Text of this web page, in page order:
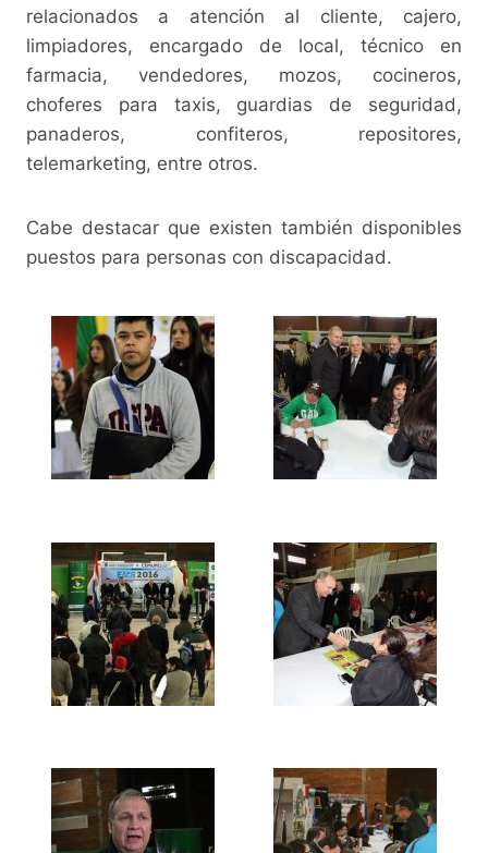
relacionados a atención al cliente, cajero,
limpiadores, encargado de local, técnico en
farmacia, vendedores, mozos, cocineros,
choferes para taxis, guardias de seguridad,
panaderos, confiteros, repositores,
telemarketing, entre otros.
Cabe destacar que existen también disponibles
puestos para personas con discapacidad.